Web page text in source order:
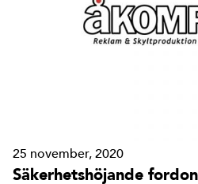
25 november, 2020
Säkerhetshöjande